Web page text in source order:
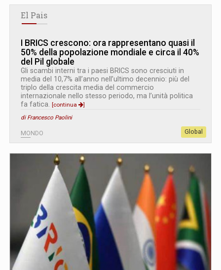
El Pais
I BRICS crescono: ora rappresentano quasi il
50% della popolazione mondiale e circa il 40%
del Pil globale
Gli scambi interni tra i paesi BRICS sono cresciuti in
media del 10,7% all’anno nell’ultimo decennio: più del
triplo della crescita media del commercio
internazionale nello stesso periodo, ma l’unità politica
fa fatica. [continua
]
di Francesco Paolini
MONDO Global